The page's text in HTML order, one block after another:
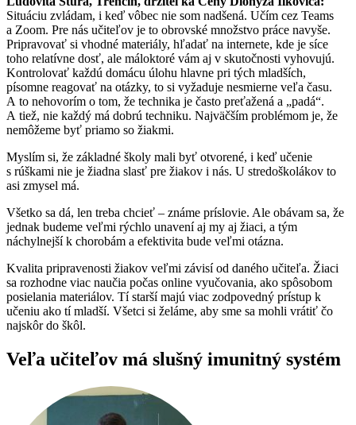
Situáciu zvládam, i keď vôbec nie som nadšená. Učím cez Teams
a Zoom. Pre nás učiteľov je to obrovské množstvo práce navyše.
Pripravovať si vhodné materiály, hľadať na internete, kde je síce
toho relatívne dosť, ale máloktoré vám aj v skutočnosti vyhovujú.
Kontrolovať každú domácu úlohu hlavne pri tých mladších,
písomne reagovať na otázky, to si vyžaduje nesmierne veľa času.
A to nehovorím o tom, že technika je často preťažená a „padá“.
A tiež, nie každý má dobrú techniku. Najväčším problémom je, že
nemôžeme byť priamo so žiakmi.
Myslím si, že základné školy mali byť otvorené, i keď učenie
s rúškami nie je žiadna slasť pre žiakov i nás. U stredoškolákov to
asi zmysel má.
Všetko sa dá, len treba chcieť – známe príslovie. Ale obávam sa, že
jednak budeme veľmi rýchlo unavení aj my aj žiaci, a tým
náchylnejší k chorobám a efektivita bude veľmi otázna.
Kvalita pripravenosti žiakov veľmi závisí od daného učiteľa. Žiaci
sa rozhodne viac naučia počas online vyučovania, ako spôsobom
posielania materiálov. Tí starší majú viac zodpovedný prístup k
učeniu ako tí mladší. Všetci si želáme, aby sme sa mohli vrátiť čo
najskôr do škôl.
Veľa učiteľov má slušný imunitný systém